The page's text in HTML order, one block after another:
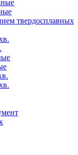
твердосплавных